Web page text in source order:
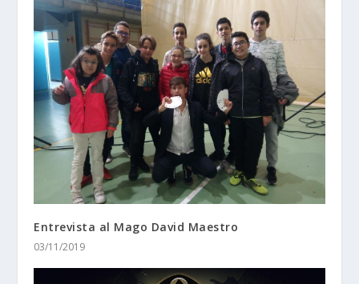
Entrevista al Mago David Maestro
03/11/2019